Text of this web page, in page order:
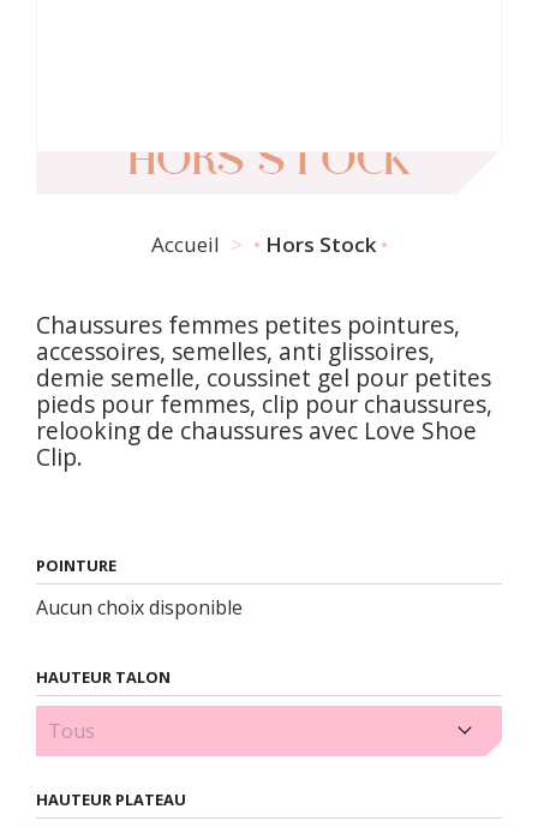
HORS STOCK
Accueil Hors Stock
Chaussures femmes petites pointures,
accessoires, semelles, anti glissoires,
demie semelle, coussinet gel pour petites
pieds pour femmes, clip pour chaussures,
relooking de chaussures avec Love Shoe
Clip.
POINTURE
Aucun choix disponible
HAUTEUR TALON
0.5 cm (7)
HAUTEUR PLATEAU